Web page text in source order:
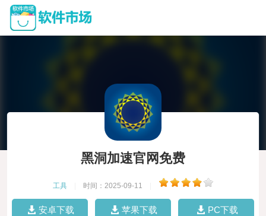
黑洞加速官网免费
工具 时间：2025-09-11
安卓下载 苹果下载 PC下载